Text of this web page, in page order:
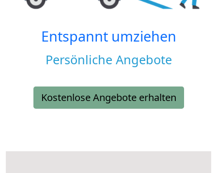
Entspannt umziehen
Persönliche Angebote
Kostenlose Angebote erhalten